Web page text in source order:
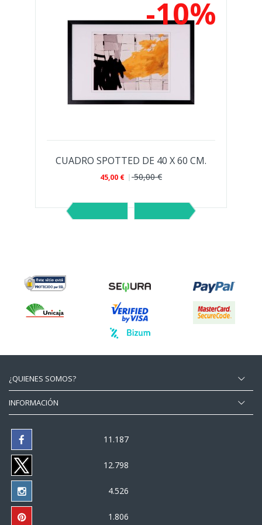
-10%
CUADRO SPOTTED DE 40 X 60 CM.
45,00 € 50,00 €
¿QUIENES SOMOS?
INFORMACIÓN
11.187
12.798
4.526
1.806